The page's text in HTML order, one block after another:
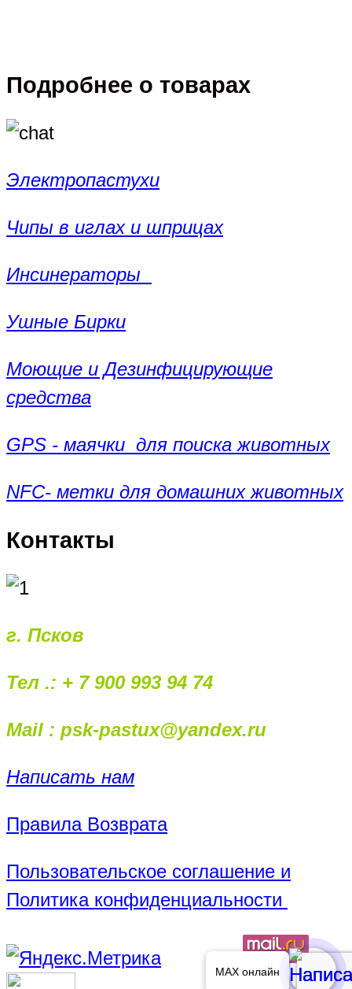
Подробнее о товарах
Электропастухи
Чипы в иглах и шприцах
Инсинераторы
Ушные Бирки
Моющие и Дезинфицирующие
средства
GPS - маячки для поиска животных
NFC- метки для домашних животных
Контакты
г. Псков
Тел .: + 7 900 993 94 74
Mail : psk-pastux@yandex.ru
Написать нам
Правила Возврата
Пользовательское соглашение и
Политика конфиденциальности
MAX онлайн
MAX онлайн
MAX онлайн